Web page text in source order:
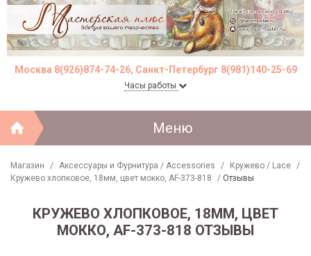
Москва 8(926)874-74-26, Санкт-Петербург 8(981)140-25-69
Часы работы
Меню
Магазин / Аксессуары и Фурнитура / Accessories / Кружево / Lace
/
Кружево хлопковое, 18мм, цвет мокко, AF-373-818
/ Отзывы
КРУЖЕВО ХЛОПКОВОЕ, 18ММ, ЦВЕТ
МОККО, AF-373-818 ОТЗЫВЫ